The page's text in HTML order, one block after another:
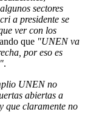
sectores
a presidente se
ver con los
que "UNEN va
por eso es
.
UNEN no
abiertas a
que claramente no